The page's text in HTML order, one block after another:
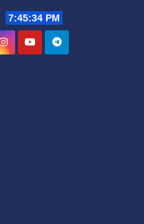
7:45:34 PM